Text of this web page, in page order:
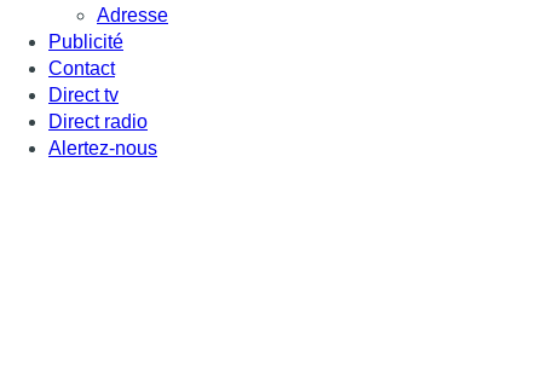
Adresse
Publicité
Contact
Direct tv
Direct radio
Alertez-nous